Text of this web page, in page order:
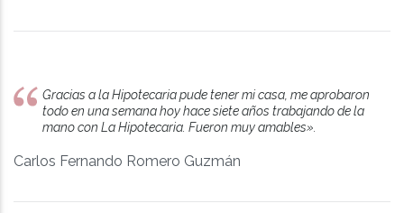
Gracias a la Hipotecaria pude tener mi casa, me aprobaron
todo en una semana hoy hace siete años trabajando de la
mano con La Hipotecaria. Fueron muy amables».
Carlos Fernando Romero Guzmán